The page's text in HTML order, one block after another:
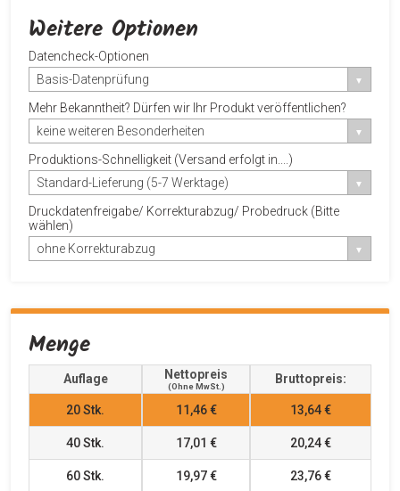
Weitere Optionen
Datencheck-Optionen
Basis-Datenprüfung
Mehr Bekanntheit? Dürfen wir Ihr Produkt veröffentlichen?
keine weiteren Besonderheiten
Produktions-Schnelligkeit (Versand erfolgt in....)
Standard-Lieferung (5-7 Werktage)
Druckdatenfreigabe/ Korrekturabzug/ Probedruck (Bitte
wählen)
ohne Korrekturabzug
Menge
Auflage Nettopreis
(ohne MwSt.)
Bruttopreis:
20Stk. 11,46 € 13,64 €
40Stk. 17,01 € 20,24 €
60Stk. 19,97 € 23,76 €